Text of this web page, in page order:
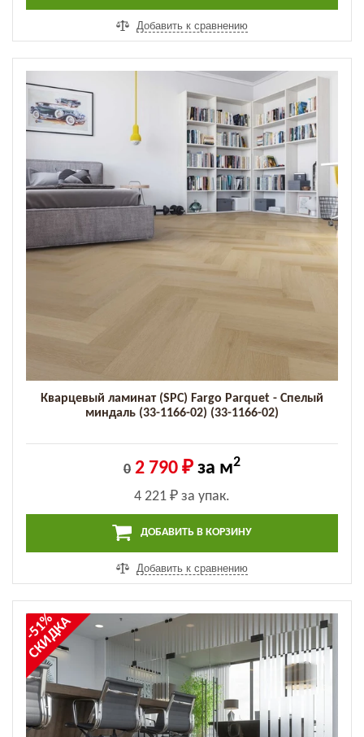
Добавить к сравнению
Кварцевый ламинат (SPC) Fargo Parquet - Спелый
миндаль (33-1166-02) (33-1166-02)
0 2 790 ₽ за м2
4 221 ₽ за упак.
ДОБАВИТЬ В КОРЗИНУ
Добавить к сравнению
-51%
СКИДКА